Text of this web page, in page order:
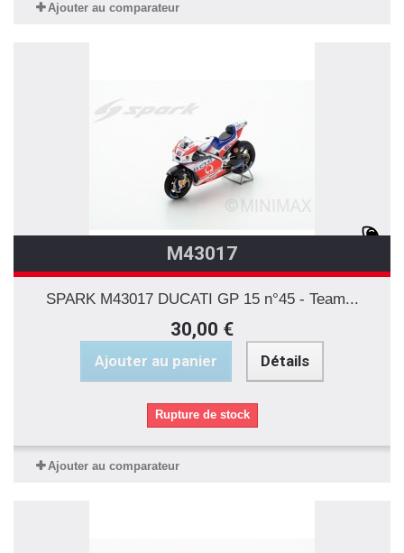
Ajouter au comparateur
M43017
SPARK M43017 DUCATI GP 15 n°45 - Team...
30,00 €
Ajouter au panier Détails
Rupture de stock
Ajouter au comparateur